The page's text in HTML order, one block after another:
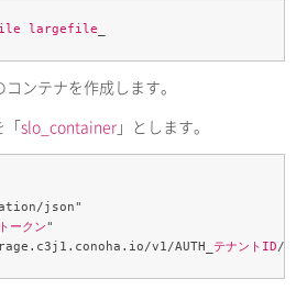
largefile
ンテナを作成します。
「slo_container 」とします。
json"
トークン"
v1/AUTH_ テナントID/